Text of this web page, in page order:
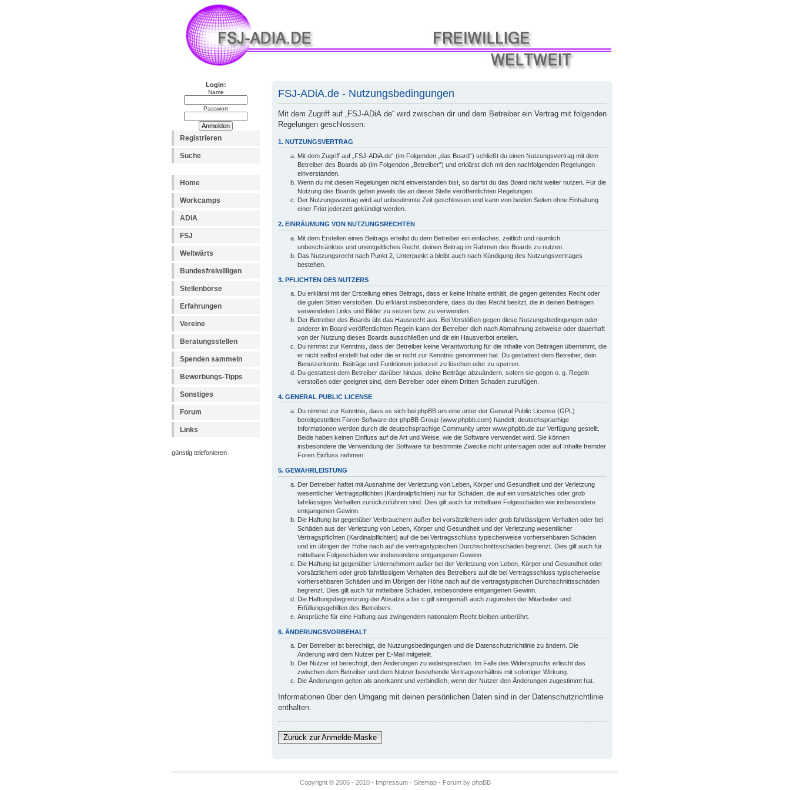
Login:
Name
Passwort
Registrieren
Suche
Home
Workcamps
ADiA
FSJ
Weltwärts
Bundesfreiwilligen
Stellenbörse
Erfahrungen
Vereine
Beratungsstellen
Spenden sammeln
Bewerbungs-Tipps
Sonstiges
Forum
Links
günstig telefonieren
FSJ-ADiA.de - Nutzungsbedingungen
Mit dem Zugriff auf „FSJ-ADiA.de“ wird zwischen dir und dem Betreiber ein Vertrag mit folgenden
Regelungen geschlossen:
1. NUTZUNGSVERTRAG
Mit dem Zugriff auf „FSJ-ADiA.de“ (im Folgenden „das Board“) schließt du einen Nutzungsvertrag mit dem
Betreiber des Boards ab (im Folgenden „Betreiber“) und erklärst dich mit den nachfolgenden Regelungen
einverstanden.
Wenn du mit diesen Regelungen nicht einverstanden bist, so darfst du das Board nicht weiter nutzen. Für die
Nutzung des Boards gelten jeweils die an dieser Stelle veröffentlichten Regelungen.
Der Nutzungsvertrag wird auf unbestimmte Zeit geschlossen und kann von beiden Seiten ohne Einhaltung
einer Frist jederzeit gekündigt werden.
2. EINRÄUMUNG VON NUTZUNGSRECHTEN
Mit dem Erstellen eines Beitrags erteilst du dem Betreiber ein einfaches, zeitlich und räumlich
unbeschränktes und unentgeltliches Recht, deinen Beitrag im Rahmen des Boards zu nutzen.
Das Nutzungsrecht nach Punkt 2, Unterpunkt a bleibt auch nach Kündigung des Nutzungsvertrages
bestehen.
3. PFLICHTEN DES NUTZERS
Du erklärst mit der Erstellung eines Beitrags, dass er keine Inhalte enthält, die gegen geltendes Recht oder
die guten Sitten verstoßen. Du erklärst insbesondere, dass du das Recht besitzt, die in deinen Beiträgen
verwendeten Links und Bilder zu setzen bzw. zu verwenden.
Der Betreiber des Boards übt das Hausrecht aus. Bei Verstößen gegen diese Nutzungsbedingungen oder
anderer im Board veröffentlichten Regeln kann der Betreiber dich nach Abmahnung zeitweise oder dauerhaft
von der Nutzung dieses Boards ausschließen und dir ein Hausverbot erteilen.
Du nimmst zur Kenntnis, dass der Betreiber keine Verantwortung für die Inhalte von Beiträgen übernimmt, die
er nicht selbst erstellt hat oder die er nicht zur Kenntnis genommen hat. Du gestattest dem Betreiber, dein
Benutzerkonto, Beiträge und Funktionen jederzeit zu löschen oder zu sperren.
Du gestattest dem Betreiber darüber hinaus, deine Beiträge abzuändern, sofern sie gegen o. g. Regeln
verstoßen oder geeignet sind, dem Betreiber oder einem Dritten Schaden zuzufügen.
4. GENERAL PUBLIC LICENSE
Du nimmst zur Kenntnis, dass es sich bei phpBB um eine unter der General Public License (GPL)
bereitgestellten Foren-Software der phpBB Group (www.phpbb.com) handelt; deutschsprachige
Informationen werden durch die deutschsprachige Community unter www.phpbb.de zur Verfügung gestellt.
Beide haben keinen Einfluss auf die Art und Weise, wie die Software verwendet wird. Sie können
insbesondere die Verwendung der Software für bestimmte Zwecke nicht untersagen oder auf Inhalte fremder
Foren Einfluss nehmen.
5. GEWÄHRLEISTUNG
Der Betreiber haftet mit Ausnahme der Verletzung von Leben, Körper und Gesundheit und der Verletzung
wesentlicher Vertragspflichten (Kardinalpflichten) nur für Schäden, die auf ein vorsätzliches oder grob
fahrlässiges Verhalten zurückzuführen sind. Dies gilt auch für mittelbare Folgeschäden wie insbesondere
entgangenen Gewinn.
Die Haftung ist gegenüber Verbrauchern außer bei vorsätzlichem oder grob fahrlässigem Verhalten oder bei
Schäden aus der Verletzung von Leben, Körper und Gesundheit und der Verletzung wesentlicher
Vertragspflichten (Kardinalpflichten) auf die bei Vertragsschluss typischerweise vorhersehbaren Schäden
und im übrigen der Höhe nach auf die vertragstypischen Durchschnittsschäden begrenzt. Dies gilt auch für
mittelbare Folgeschäden wie insbesondere entgangenen Gewinn.
Die Haftung ist gegenüber Unternehmern außer bei der Verletzung von Leben, Körper und Gesundheit oder
vorsätzlichem oder grob fahrlässigem Verhalten des Betreibers auf die bei Vertragsschluss typischerweise
vorhersehbaren Schäden und im Übrigen der Höhe nach auf die vertragstypischen Durchschnittsschäden
begrenzt. Dies gilt auch für mittelbare Schäden, insbesondere entgangenen Gewinn.
Die Haftungsbegrenzung der Absätze a bis c gilt sinngemäß auch zugunsten der Mitarbeiter und
Erfüllungsgehilfen des Betreibers.
Ansprüche für eine Haftung aus zwingendem nationalem Recht bleiben unberührt.
6. ÄNDERUNGSVORBEHALT
Der Betreiber ist berechtigt, die Nutzungsbedingungen und die Datenschutzrichtlinie zu ändern. Die
Änderung wird dem Nutzer per E-Mail mitgeteilt.
Der Nutzer ist berechtigt, den Änderungen zu widersprechen. Im Falle des Widerspruchs erlischt das
zwischen dem Betreiber und dem Nutzer bestehende Vertragsverhältnis mit sofortiger Wirkung.
Die Änderungen gelten als anerkannt und verbindlich, wenn der Nutzer den Änderungen zugestimmt hat.
Informationen über den Umgang mit deinen persönlichen Daten sind in der Datenschutzrichtlinie
enthalten.
Zurück zur Anmelde-Maske
Copyright © 2006 - 2010 - Impressum- Sitemap- Forum by phpBB